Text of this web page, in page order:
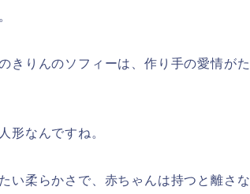
きりんのソフィーは、作り手の愛情がた
形なんですね。
い柔らかさで、赤ちゃんは持つと離さな